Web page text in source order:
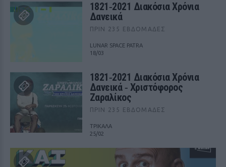
1821‑2021 Διακόσια Χρόνια
Δανεικά
ΠΡΙΝ 235 ΕΒΔΟΜΆΔΕΣ
LUNAR SPACE PATRA
18/03
1821‑2021 Διακόσια Χρόνια
Δανεικά ‑ Χριστόφορος
Ζαραλίκος
ΠΡΙΝ 235 ΕΒΔΟΜΆΔΕΣ
ΤΡΙΚΑΛΑ
25/02